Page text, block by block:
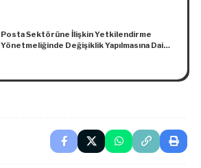
Hakkında Karar (Karar Sayısı: 7408)
Posta Sektörüne İlişkin Yetkilendirme
Yönetmeliğinde Değişiklik Yapılmasına Dair